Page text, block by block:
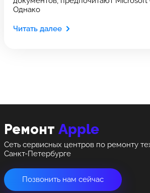
Однако
Читать далее
Ремонт Apple
Сеть сервисных центров по ремонту
Санкт-Петербурге
Позвонить нам сейчас
позвонить
позвонить